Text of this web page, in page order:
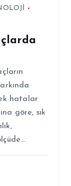
hatalar
göre, sık